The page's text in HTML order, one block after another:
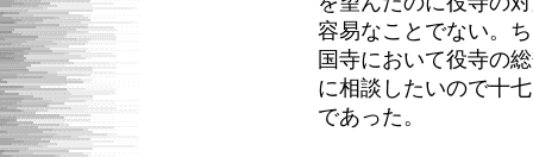
容易なことでない。
国寺において役寺の
に相談したいので十
であった。